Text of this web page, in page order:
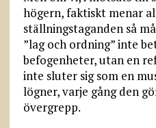
högern, faktiskt menar
ställningstaganden så
”lag och ordning” inte
befogenheter, utan en
inte sluter sig som en
lögner, varje gång den
övergrepp.